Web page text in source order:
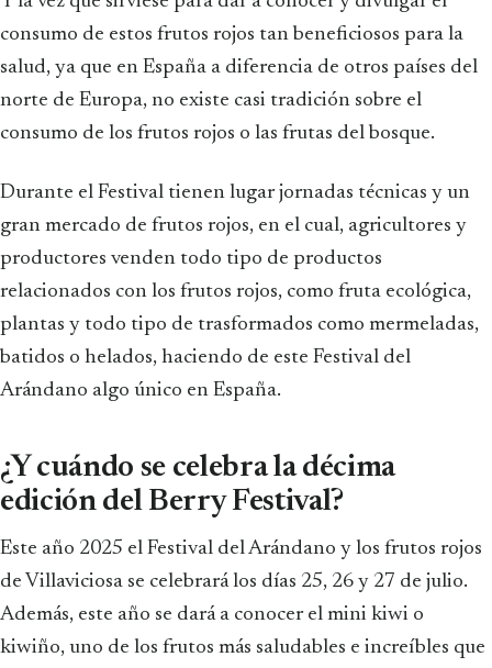
consumo de estos frutos rojos tan beneficiosos para la
salud, ya que en España a diferencia de otros países del
norte de Europa, no existe casi tradición sobre el
consumo de los frutos rojos o las frutas del bosque.
Durante el Festival tienen lugar jornadas técnicas y un
gran mercado de frutos rojos, en el cual, agricultores y
productores venden todo tipo de productos
relacionados con los frutos rojos, como fruta ecológica,
plantas y todo tipo de trasformados como mermeladas,
batidos o helados, haciendo de este Festival del
Arándano algo único en España.
¿Y cuándo se celebra la décima
edición del Berry Festival?
Este año 2025 el Festival del Arándano y los frutos rojos
de Villaviciosa se celebrará los días 25, 26 y 27 de julio.
Además, este año se dará a conocer el mini kiwi o
kiwiño, uno de los frutos más saludables e increíbles que